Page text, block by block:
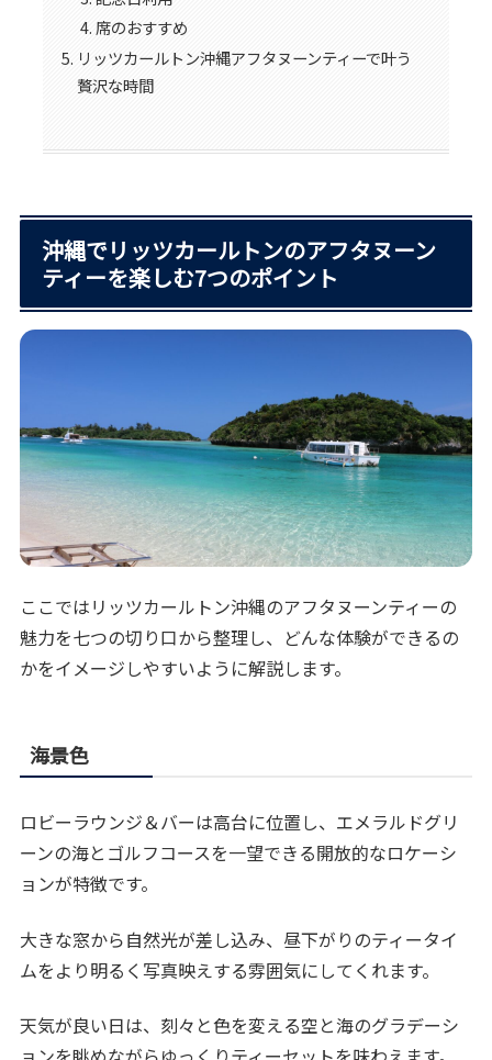
席のおすすめ
リッツカールトン沖縄アフタヌーンティーで叶う
贅沢な時間
沖縄でリッツカールトンのアフタヌーン
ティーを楽しむ7つのポイント
ここではリッツカールトン沖縄のアフタヌーンティーの
魅力を七つの切り口から整理し、どんな体験ができるの
かをイメージしやすいように解説します。
海景色
ロビーラウンジ＆バーは高台に位置し、エメラルドグリ
ーンの海とゴルフコースを一望できる開放的なロケーシ
ョンが特徴です。
大きな窓から自然光が差し込み、昼下がりのティータイ
ムをより明るく写真映えする雰囲気にしてくれます。
天気が良い日は、刻々と色を変える空と海のグラデーシ